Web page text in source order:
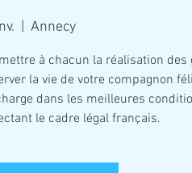
Annecy
à chacun la réalisation des
la vie de votre compagnon
dans les meilleures
le cadre légal français.